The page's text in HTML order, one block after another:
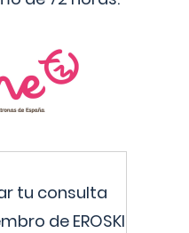
tu consulta
de EROSKI